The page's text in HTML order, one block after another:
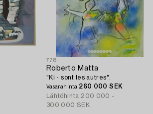
778
Roberto Matta
"Ki - sont les autres".
Vasarahinta 260 000 SEK
Lähtöhinta 200 000 -
300 000 SEK